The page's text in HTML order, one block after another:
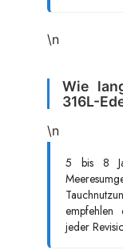
\n
Wie
316L-
\n
5 bis 8
empfehlen
jeder